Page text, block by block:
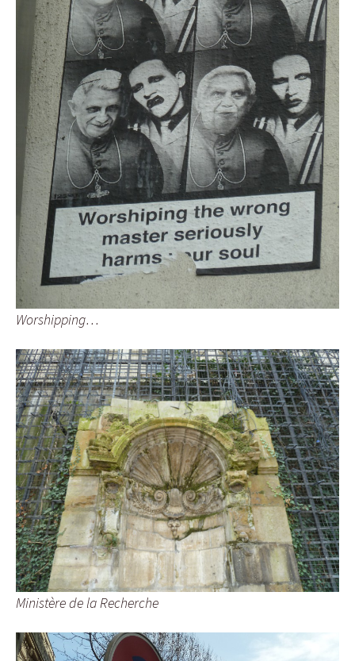
Worshipping…
Ministère de la Recherche